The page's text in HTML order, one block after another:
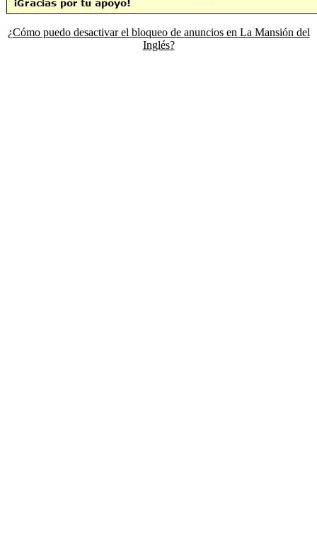
¿Cómo puedo desactivar el bloqueo de anuncios en La Mansión del
Inglés?